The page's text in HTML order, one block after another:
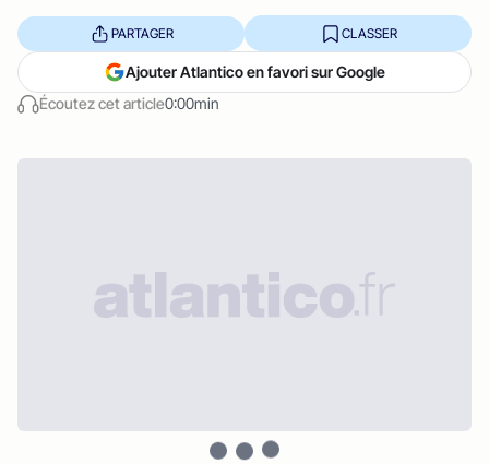
Écoutez cet article0:00min
PARTAGER CLASSER
Ajouter Atlantico en favori sur Google